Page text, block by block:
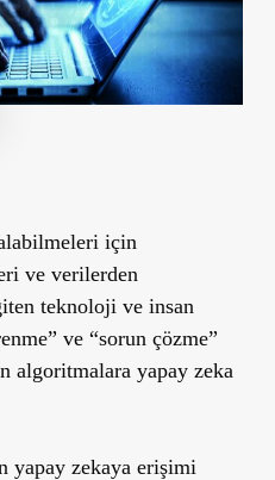
için
ve verilerden
teknoloji ve insan
ve “sorun çözme”
algoritmalara yapay zeka
yapay zekaya erişimi